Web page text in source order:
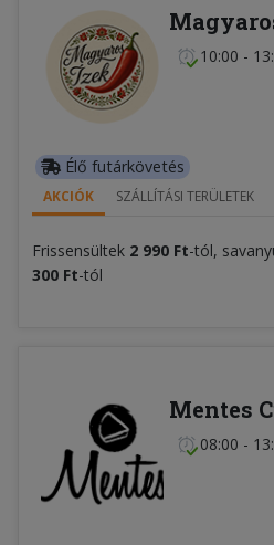
10:00 -
Élő futárkövetés
AKCIÓK SZÁLLÍTÁSI TERÜLETEK
Frissensültek 2 990 Ft-tól,
300 Ft-tól
Mentes
08:00 -